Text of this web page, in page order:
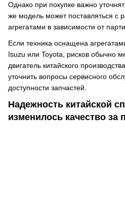
Однако при покупке важно
же модель может поставляться с
агрегатами в зависимости от
Если техника оснащена
Isuzu или Toyota, рисков обычно
двигатель китайского
уточнить вопросы сервисного
доступности запчастей.
Надежность китайской
изменилось качество за